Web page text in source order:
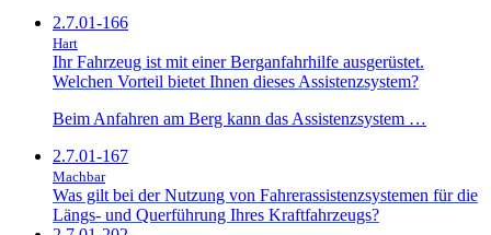
2.7.01-166
Hart
Ihr Fahrzeug ist mit einer Berganfahrhilfe ausgerüstet.
Welchen Vorteil bietet Ihnen dieses Assistenzsystem?
Beim Anfahren am Berg kann das Assistenzsystem …
2.7.01-167
Machbar
Was gilt bei der Nutzung von Fahrerassistenzsystemen für die
Längs- und Querführung Ihres Kraftfahrzeugs?